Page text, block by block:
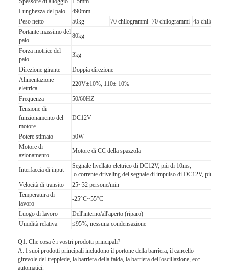
Su di noi
Visita alla fabbrica
Controllo della qualità
Notizie
Casi
Parla adesso.
Alzabarriera tornello
Parcheggio Porta Barriera
BARRIERA MOBILE AUTOMATICA
Braccio Barriera Gate
Lunghezza del palo
490mm
Peso netto
50kg 70 chilogrammi 70 chilogrammi 45
Portante massimo del
palo
80kg
Forza motrice del
palo
3kg
Direzione girante
Doppia direzione
Alimentazione
elettrica
220V±10%, 110± 10%
Frequenza
50/60HZ
Tensione di
funzionamento del
motore
DC12V
Potere stimato
50W
Motore di
azionamento
Motore di CC della spazzola
Interfaccia di input
Segnale livellato elettrico di DC12V, più di 10ms,
o corrente driveling del segnale di impulso di DC12V, più
Velocità di transito
25~32 persone/min
Temperatura di
lavoro
-25°C~55°C
Luogo di lavoro
Dell'interno/all'aperto (riparo)
Umidità relativa
≤95%, nessuna condensazione
Q1: Che cosa è i vostri prodotti principali?
A: I suoi prodotti principali includono il portone della barriera, il cancello
girevole del treppiede, la barriera della falda, la barriera dell'oscillazione, ecc.
automatici.